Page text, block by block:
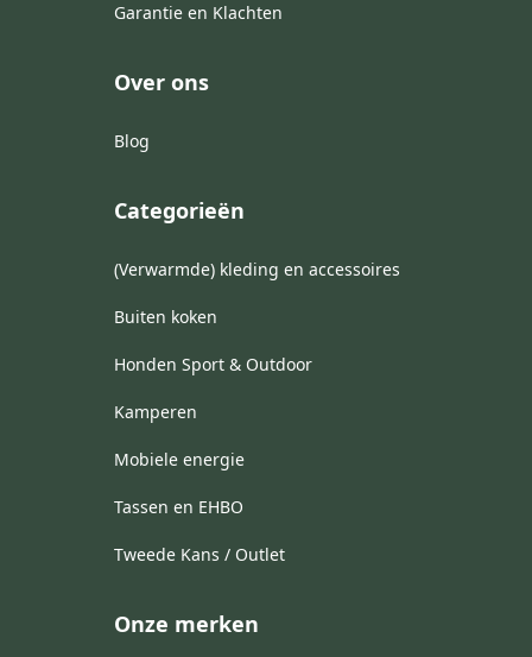
Garantie en Klachten
Over ons
Blog
Categorieën
(Verwarmde) kleding en accessoires
Buiten koken
Honden Sport & Outdoor
Kamperen
Mobiele energie
Tassen en EHBO
Tweede Kans / Outlet
Onze merken